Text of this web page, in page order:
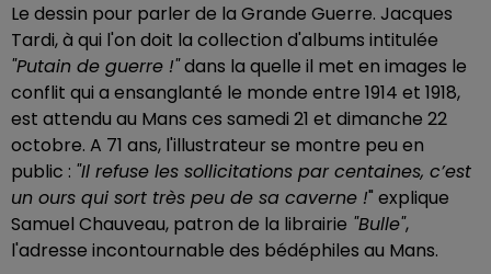
Le dessin pour parler de la Grande Guerre. Jacques
Tardi, à qui l'on doit la collection d'albums intitulée
"Putain de guerre !"dans la quelle il met en images le
conflit qui a ensanglanté le monde entre 1914 et 1918,
est attendu au Mans ces samedi 21 et dimanche 22
octobre. A 71 ans, l'illustrateur se montre peu en
public : "Il refuse les sollicitations par centaines, c’est
un ours qui sort très peu de sa caverne !" explique
Samuel Chauveau, patron de la librairie "Bulle",
l'adresse incontournable des bédéphiles au Mans.